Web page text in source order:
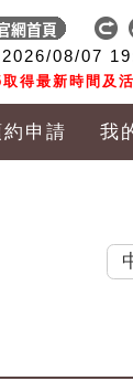
2026/08/07
得最新時間及
約申請 我